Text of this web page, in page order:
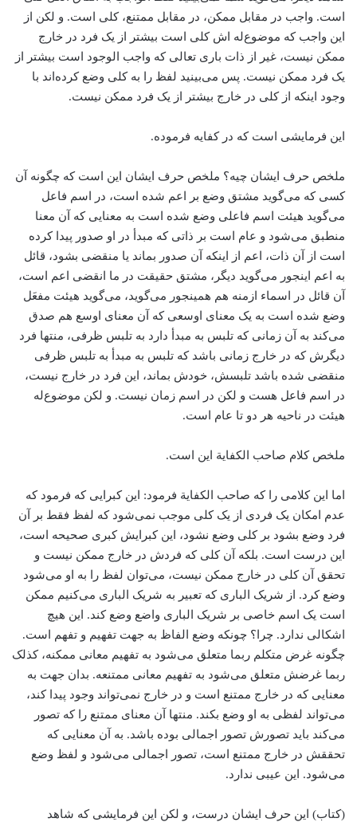
است. واجب در مقابل ممکن، در مقابل ممتنع، کلی است. و لکن از
این واجب که موضوع‌له اش کلی است بیشتر از یک فرد در خارج
ممکن نیست، غیر از ذات باری تعالی که واجب الوجود است بیشتر از
یک فرد ممکن نیست. پس می‌بینید لفظ را به کلی وضع کرده‌اند با
وجود اینکه از کلی در خارج بیشتر از یک فرد ممکن نیست.
این فرمایشی است که در کفایه فرموده.
ملخص حرف ایشان چیه؟ ملخص حرف ایشان این است که چگونه آن
کسی که می‌گوید مشتق وضع بر اعم شده است، در اسم فاعل
می‌گوید هیئت اسم فاعلی وضع شده است به معنایی که آن معنا
منطبق می‌شود و عام است بر ذاتی که مبدأ در او صدور پیدا کرده
است از آن ذات، اعم از اینکه آن صدور بماند یا منقضی بشود، قائل
به اعم اینجور می‌گوید دیگر، مشتق حقیقت در ما انقضی اعم است،
آن قائل در اسماء ازمنه هم همینجور می‌گوید، می‌گوید هیئت مفعَل
وضع شده است به یک معنای اوسعی که آن معنای اوسع هم صدق
می‌کند به آن زمانی که تلبس به مبدأ دارد به تلبس ظرفی، منتها فرد
دیگرش که در خارج زمانی باشد که تلبس به مبدأ به تلبس ظرفی
منقضی شده باشد تلبسش، خودش بماند، این فرد در خارج نیست،
در اسم فاعل هست و لکن در اسم زمان نیست. و لکن موضوع‌له
هیئت در ناحیه هر دو تا عام است.
ملخص کلام صاحب الکفایة این است.
اما این کلامی را که صاحب الکفایة‌ فرمود: این کبرایی که فرمود که
عدم امکان یک فردی از یک کلی موجب نمی‌شود که لفظ فقط بر آن
فرد وضع بشود بر کلی وضع نشود، این کبرایش کبری صحیحه است،
این درست است. بلکه آن کلی که فردش در خارج ممکن نیست و
تحقق آن کلی در خارج ممکن نیست، می‌توان لفظ را به او می‌شود
وضع کرد. از شریک الباری که تعبیر به شریک الباری می‌کنیم ممکن
است یک اسم خاصی بر شریک الباری واضع وضع کند. این هیچ
اشکالی ندارد. چرا؟ چونکه وضع الفاظ به جهت تفهیم و تفهم است.
چگونه غرض متکلم ربما متعلق می‌شود به تفهیم معانی ممکنه، کذلک
ربما غرضش متعلق می‌شود به تفهیم معانی ممتنعه. بدان جهت به
معنایی که در خارج ممتنع است و در خارج نمی‌تواند وجود پیدا کند،
می‌تواند لفظی به او وضع بکند. منتها آن معنای ممتنع را که تصور
می‌کند باید تصورش تصور اجمالی بوده باشد. به آن معنایی که
تحققش در خارج ممتنع است، تصور اجمالی می‌شود و لفظ وضع
می‌شود. این عیبی ندارد.
(کتاب) این حرف ایشان درست، و لکن این فرمایشی که شاهد